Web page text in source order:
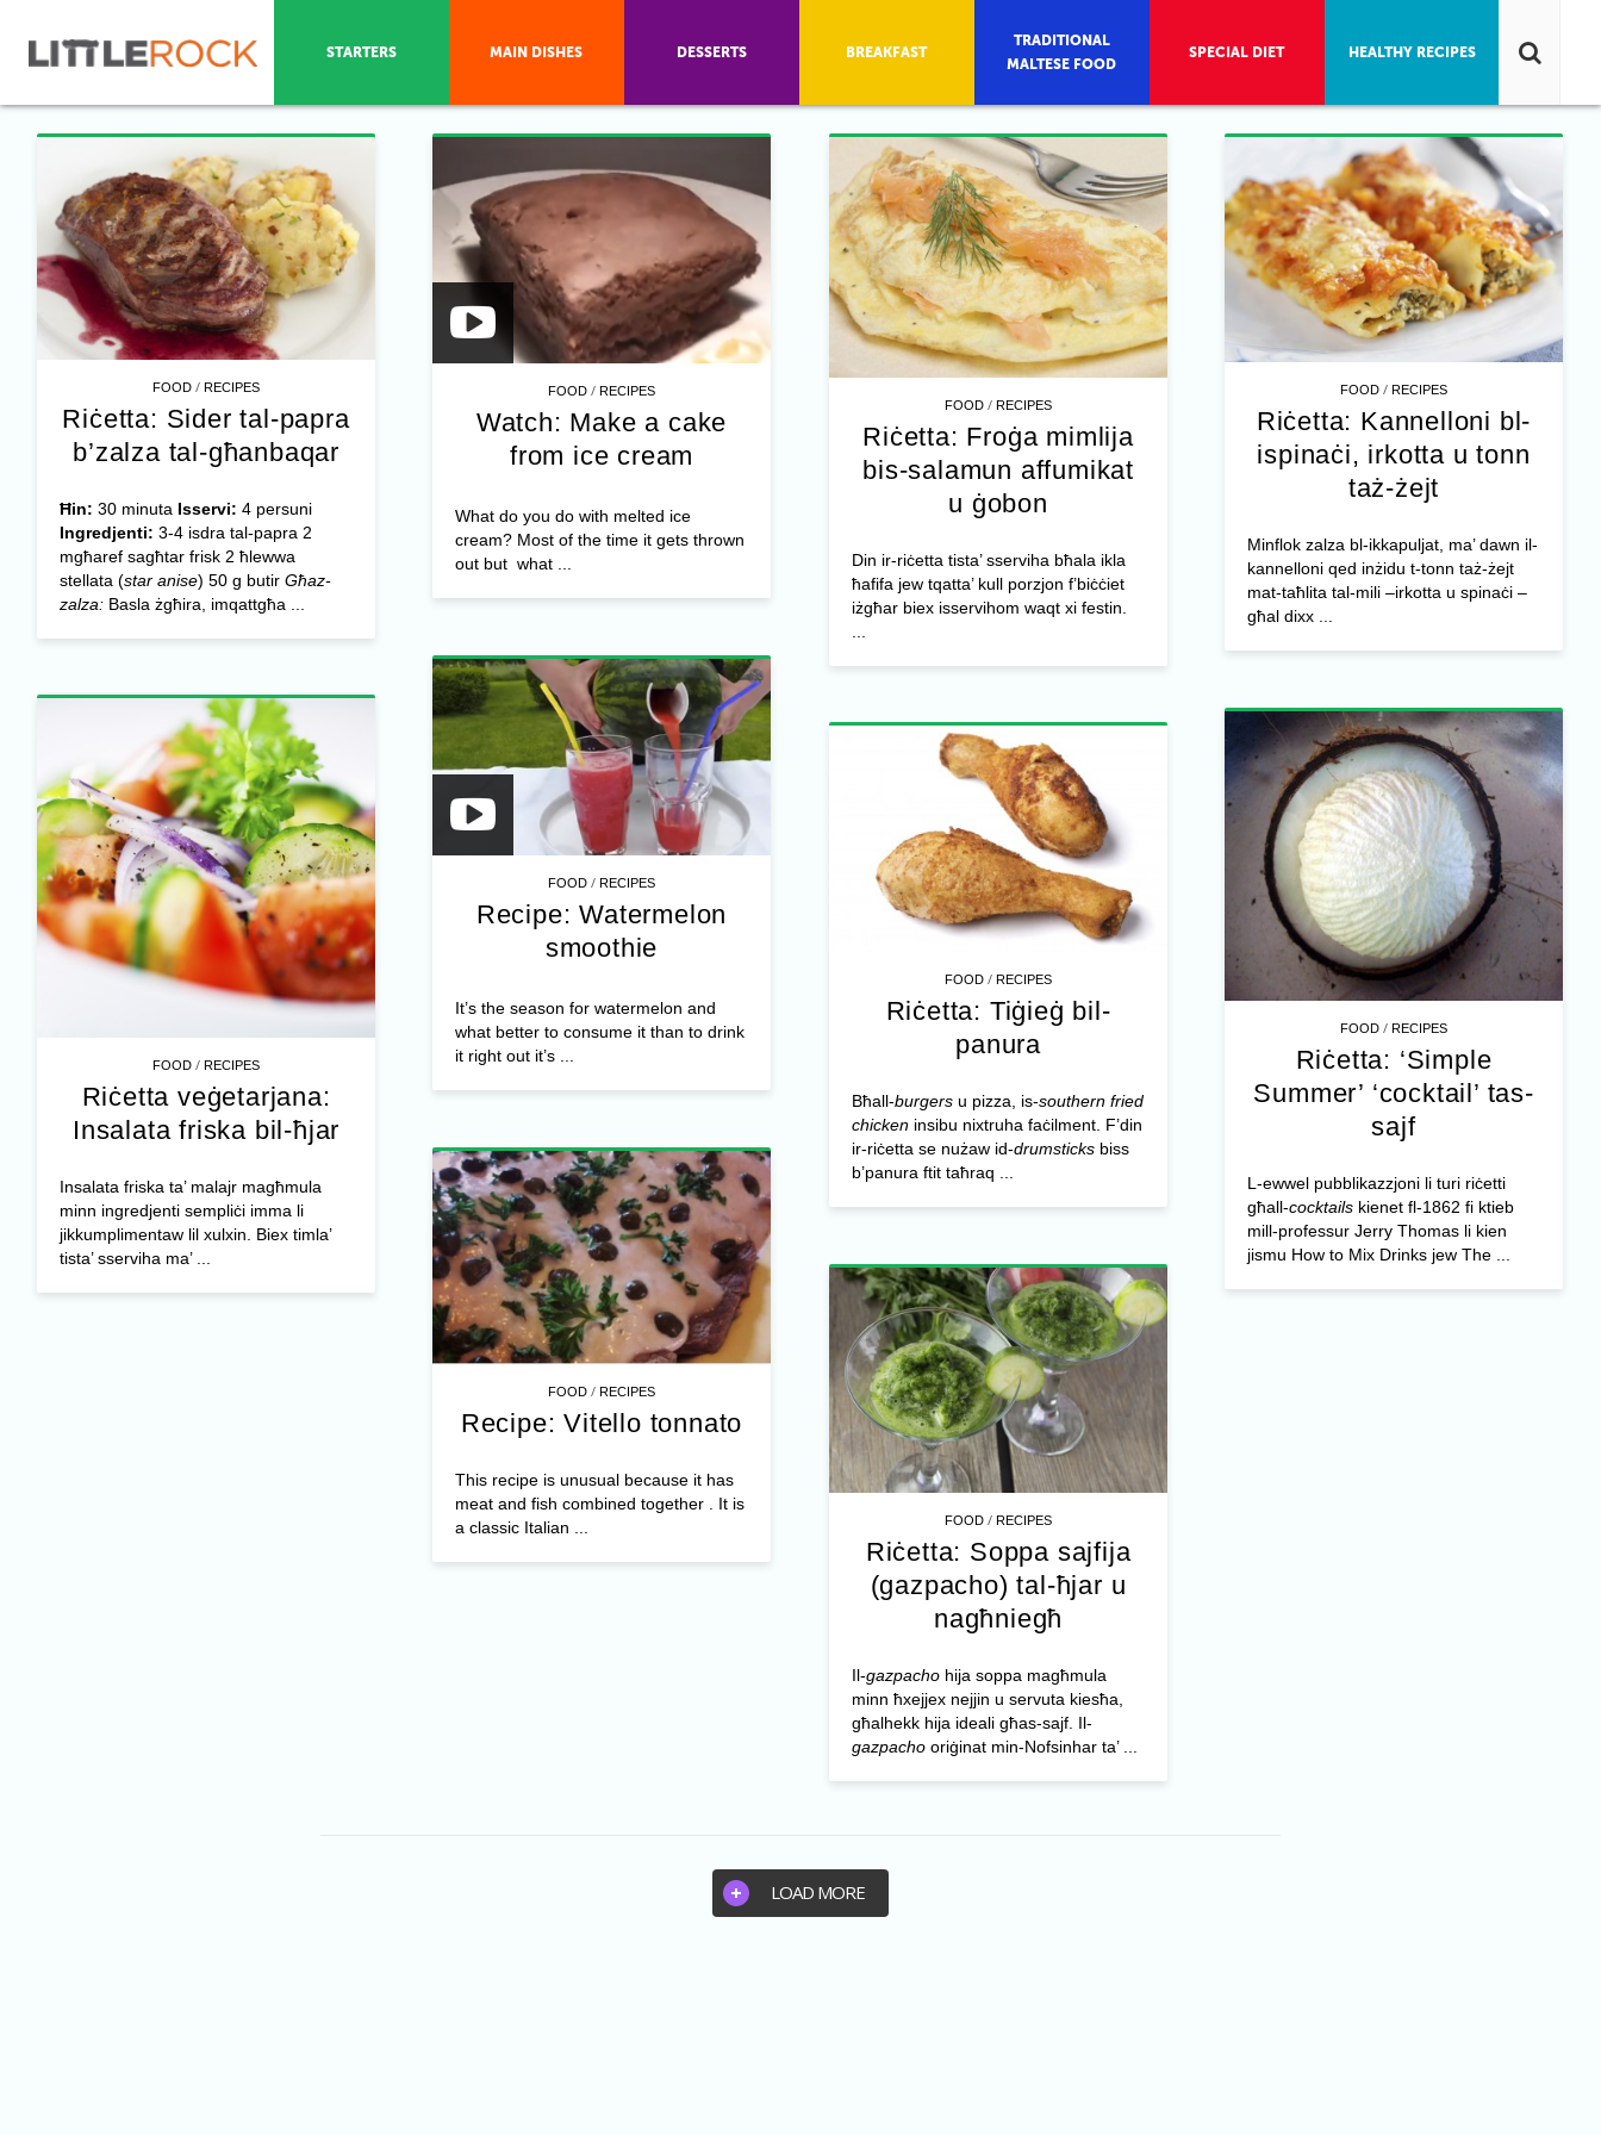
FOOD /RECIPES
Riċetta: Sider tal-papra
b’zalza tal-għanbaqar
Ħin: 30 minuta Isservi: 4 persuni
Ingredjenti: 3-4 isdra tal-papra 2
mgħaref sagħtar frisk 2 ħlewwa
stellata (star anise) 50 g butir Għaz-
zalza:Basla żgħira, imqattgħa ...
FOOD /RECIPES
Watch: Make a cake
from ice cream
What do you do with melted ice
cream? Most of the time it gets thrown
out but what ...
FOOD /RECIPES
Riċetta: Froġa mimlija
bis-salamun affumikat
u ġobon
Din ir-riċetta tista’ sserviha bħala ikla
ħafifa jew tqatta’ kull porzjon f’biċċiet
iżgħar biex isservihom waqt xi festin.
FOOD /RECIPES
Riċetta: Kannelloni bl-
ispinaċi, irkotta u tonn
taż-żejt
Minflok zalza bl-ikkapuljat, ma’ dawn il-
kannelloni qed inżidu t-tonn taż-żejt
mat-taħlita tal-mili –irkotta u spinaċi –
għal dixx ...
FOOD /RECIPES
Recipe: Watermelon
smoothie
It’s the season for watermelon and
what better to consume it than to drink
it right out it’s ...
FOOD /RECIPES
Riċetta veġetarjana:
Insalata friska bil-ħjar
Insalata friska ta’ malajr magħmula
minn ingredjenti sempliċi imma li
jikkumplimentaw lil xulxin. Biex timla’
tista’ sserviha ma’ ...
FOOD /RECIPES
Riċetta: ‘Simple
Summer’ ‘cocktail’ tas-
sajf
L-ewwel pubblikazzjoni li turi riċetti
għall-cocktailskienet fl-1862 fi ktieb
mill-professur Jerry Thomas li kien
jismu How to Mix Drinks jew The ...
FOOD /RECIPES
Riċetta: Tiġieġ bil-
panura
Bħall-burgersu pizza, is-southern fried
chickeninsibu nixtruha faċilment. F’din
ir-riċetta se nużaw id-drumsticksbiss
b’panura ftit taħraq ...
FOOD /RECIPES
Recipe: Vitello tonnato
This recipe is unusual because it has
meat and fish combined together . It is
a classic Italian ...
FOOD /RECIPES
Riċetta: Soppa sajfija
(gazpacho) tal-ħjar u
nagħniegħ
Il-gazpachohija soppa magħmula
minn ħxejjex nejjin u servuta kiesħa,
għalhekk hija ideali għas-sajf. Il-
gazpachooriġinat min-Nofsinhar ta’ ...
LOAD MORE
STARTERS MAIN DISHES DESSERTS BREAKFAST
TRADITIONAL
MALTESE FOOD
SPECIAL DIET HEALTHY RECIPES